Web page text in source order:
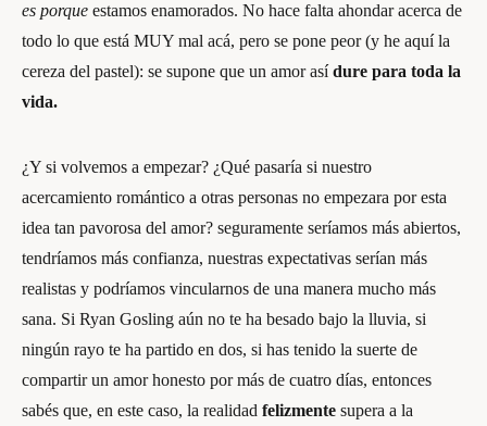
es porque estamos enamorados. No hace falta ahondar acerca de
todo lo que está MUY mal acá, pero se pone peor (y he aquí la
cereza del pastel): se supone que un amor asídure para toda la
vida.
¿Y si volvemos a empezar? ¿Qué pasaría si nuestro
acercamiento romántico a otras personas no empezara por esta
idea tan pavorosa del amor? seguramente seríamos más abiertos,
tendríamos más confianza, nuestras expectativas serían más
realistas y podríamos vincularnos de una manera mucho más
sana. Si Ryan Gosling aún no te ha besado bajo la lluvia, si
ningún rayo te ha partido en dos, si has tenido la suerte de
compartir un amor honesto por más de cuatro días, entonces
sabés que, en este caso, la realidad felizmente supera a la